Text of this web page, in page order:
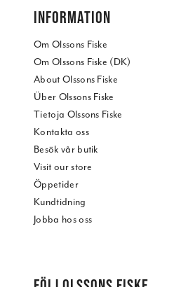
INFORMATION
Om Olssons Fiske
Om Olssons Fiske (DK)
About Olssons Fiske
Über Olssons Fiske
Tietoja Olssons Fiske
Kontakta oss
Besök vår butik
Visit our store
Öppetider
Kundtidning
Jobba hos oss